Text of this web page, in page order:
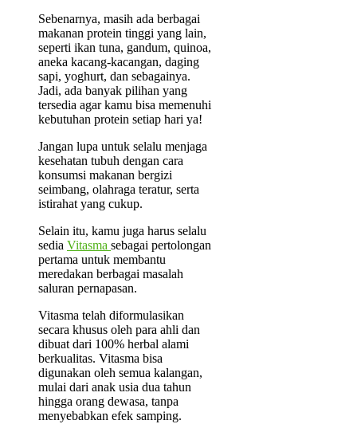
Sebenarnya, masih ada berbagai
makanan protein tinggi yang lain,
seperti ikan tuna, gandum, quinoa,
aneka kacang-kacangan, daging
sapi, yoghurt, dan sebagainya.
Jadi, ada banyak pilihan yang
tersedia agar kamu bisa memenuhi
kebutuhan protein setiap hari ya!
Jangan lupa untuk selalu menjaga
kesehatan tubuh dengan cara
konsumsi makanan bergizi
seimbang, olahraga teratur, serta
istirahat yang cukup.
Selain itu, kamu juga harus selalu
sedia Vitasma sebagai pertolongan
pertama untuk membantu
meredakan berbagai masalah
saluran pernapasan.
Vitasma telah diformulasikan
secara khusus oleh para ahli dan
dibuat dari 100% herbal alami
berkualitas. Vitasma bisa
digunakan oleh semua kalangan,
mulai dari anak usia dua tahun
hingga orang dewasa, tanpa
menyebabkan efek samping.